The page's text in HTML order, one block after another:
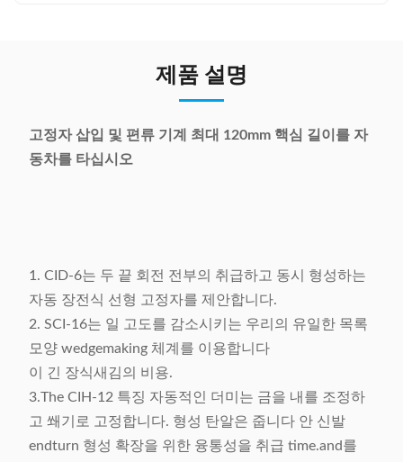
제품 설명
고정자 삽입 및 편류 기계 최대 120mm 핵심 길이를 자
동차를 타십시오
1. CID-6는 두 끝 회전 전부의 취급하고 동시 형성하는
자동 장전식 선형 고정자를 제안합니다.
2. SCI-16는 일 고도를 감소시키는 우리의 유일한 목록
모양 wedgemaking 체계를 이용합니다
이 긴 장식새김의 비용.
3.The CIH-12 특징 자동적인 더미는 금을 내를 조정하
고 쐐기로 고정합니다. 형성 탄알은 줍니다 안 신발
endturn 형성 확장을 위한 융통성을 취급 time.and를